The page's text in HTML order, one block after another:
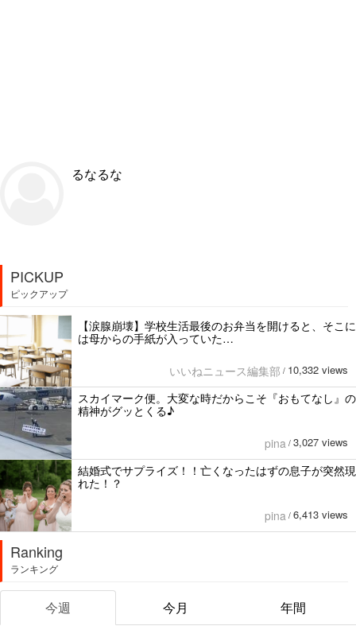
るなるな
PICKUP
ピックアップ
【涙腺崩壊】学校生活最後のお弁当を開けると、そこに
は母からの手紙が入っていた…
いいねニュース編集部 / 10,332 views
スカイマーク便。大変な時だからこそ『おもてなし』の
精神がグッとくる♪
pina / 3,027 views
結婚式でサプライズ！！亡くなったはずの息子が突然現
れた！？
pina / 6,413 views
Ranking
ランキング
今週 今月 年間